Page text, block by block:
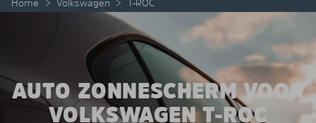
AUTO ZONNESCHERM VOOR
VOLKSWAGEN T-ROC